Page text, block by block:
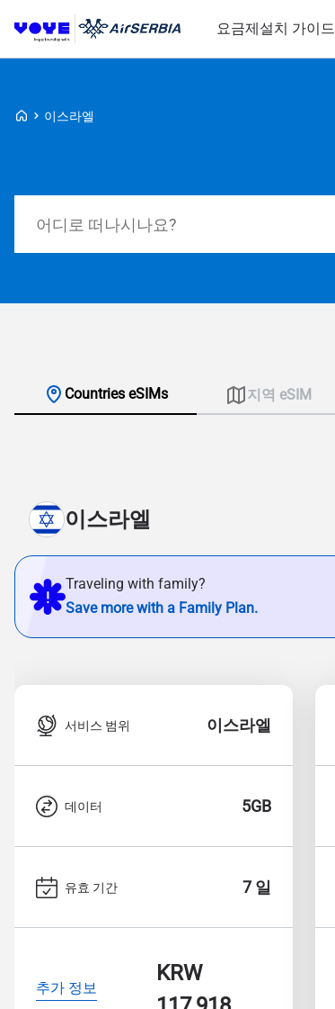
요금제설치 가이드
Voye Homepage
이스라엘
Countries eSIMs 지역 eSIM
이스라엘
Traveling with family?
Save more with a Family Plan.
서비스 범위 이스라엘
데이터 5GB
유효 기간 7 일
추가 정보
KRW